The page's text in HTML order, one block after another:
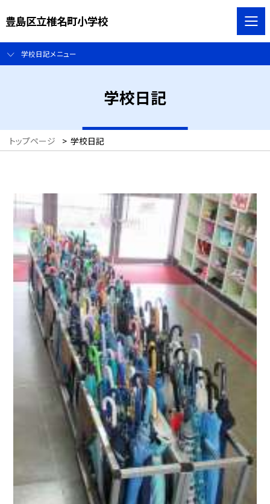
豊島区立椎名町小学校
学校日記メニュー
学校日記
トップページ > 学校日記